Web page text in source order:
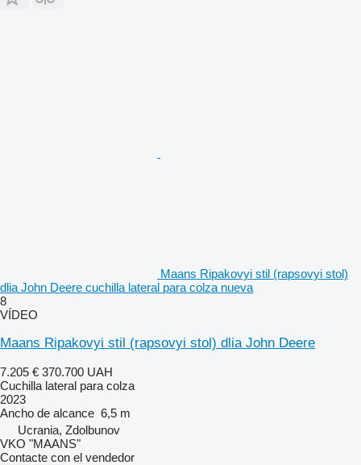
Maans Ripakovyi stil (rapsovyi stol)
dlia John Deere cuchilla lateral para colza nueva
8
VÍDEO
Maans Ripakovyi stil (rapsovyi stol) dlia John Deere
7.205 € 370.700 UAH
Cuchilla lateral para colza
2023
Ancho de alcance 6,5 m
Ucrania, Zdolbunov
VKO "MAANS"
Contacte con el vendedor